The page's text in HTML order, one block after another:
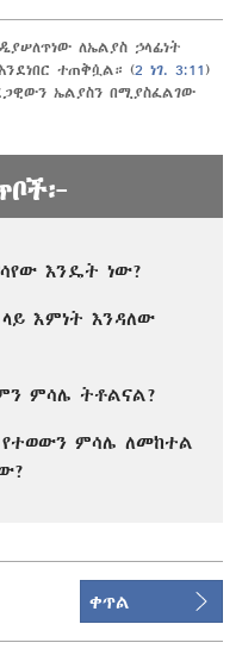
ለኤልያስ ኃላፊነት
ተጠቅሷል። (2 ነገ. 3:11 )
ኤልያስን በሚያስፈልገው
እንዴት ነው?
እምነት እንዳለው
ምሳሌ ትቶልናል?
የተወውን ምሳሌ ለመከተል
ቀጥል